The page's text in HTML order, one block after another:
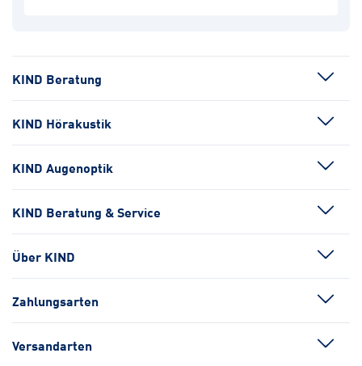
KIND Beratung
KIND Hörakustik
KIND Augenoptik
KIND Beratung & Service
Über KIND
Zahlungsarten
Versandarten